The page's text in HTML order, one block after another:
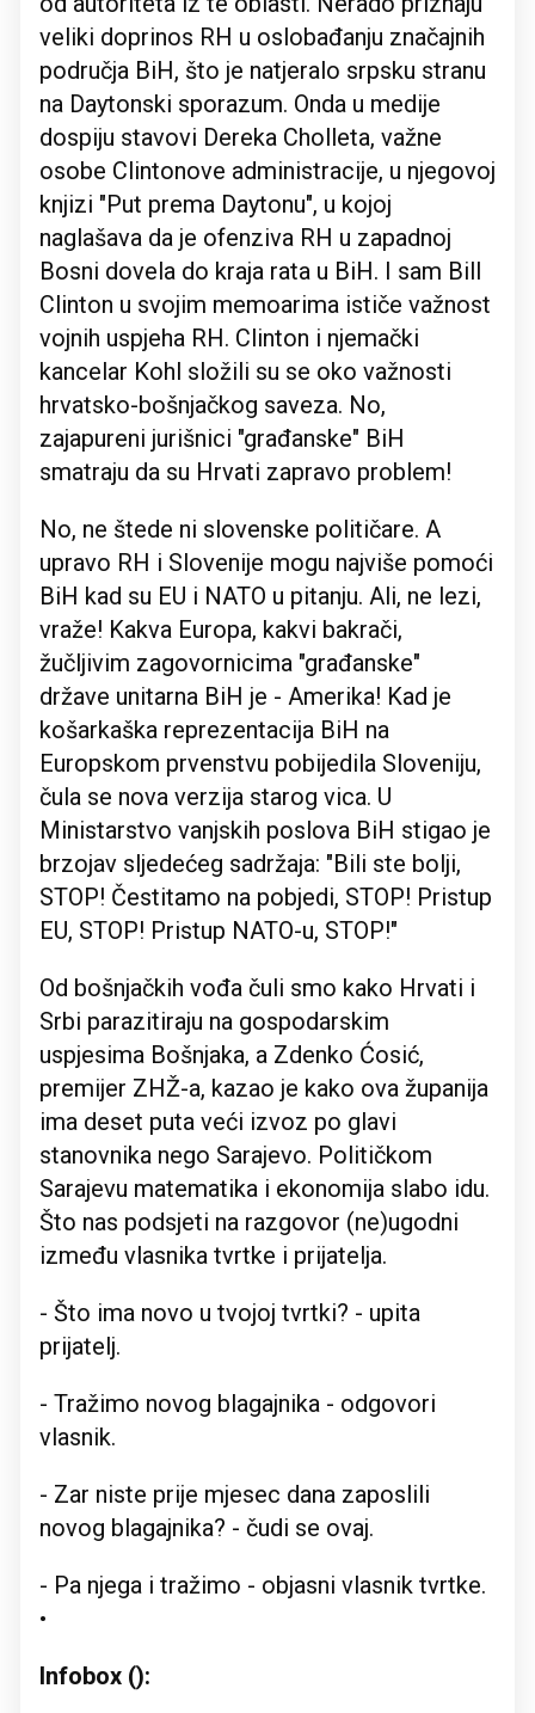
veliki doprinos RH u oslobađanju značajnih
područja BiH, što je natjeralo srpsku stranu
na Daytonski sporazum. Onda u medije
dospiju stavovi Dereka Cholleta, važne
osobe Clintonove administracije, u njegovoj
knjizi "Put prema Daytonu", u kojoj
naglašava da je ofenziva RH u zapadnoj
Bosni dovela do kraja rata u BiH. I sam Bill
Clinton u svojim memoarima ističe važnost
vojnih uspjeha RH. Clinton i njemački
kancelar Kohl složili su se oko važnosti
hrvatsko-bošnjačkog saveza. No,
zajapureni jurišnici "građanske" BiH
smatraju da su Hrvati zapravo problem!
No, ne štede ni slovenske političare. A
upravo RH i Slovenije mogu najviše pomoći
BiH kad su EU i NATO u pitanju. Ali, ne lezi,
vraže! Kakva Europa, kakvi bakrači,
žučljivim zagovornicima "građanske"
države unitarna BiH je - Amerika! Kad je
košarkaška reprezentacija BiH na
Europskom prvenstvu pobijedila Sloveniju,
čula se nova verzija starog vica. U
Ministarstvo vanjskih poslova BiH stigao je
brzojav sljedećeg sadržaja: "Bili ste bolji,
STOP! Čestitamo na pobjedi, STOP! Pristup
EU, STOP! Pristup NATO-u, STOP!"
Od bošnjačkih vođa čuli smo kako Hrvati i
Srbi parazitiraju na gospodarskim
uspjesima Bošnjaka, a Zdenko Ćosić,
premijer ZHŽ-a, kazao je kako ova županija
ima deset puta veći izvoz po glavi
stanovnika nego Sarajevo. Političkom
Sarajevu matematika i ekonomija slabo idu.
Što nas podsjeti na razgovor (ne)ugodni
između vlasnika tvrtke i prijatelja.
- Što ima novo u tvojoj tvrtki? - upita
prijatelj.
- Tražimo novog blagajnika - odgovori
vlasnik.
- Zar niste prije mjesec dana zaposlili
novog blagajnika? - čudi se ovaj.
- Pa njega i tražimo - objasni vlasnik tvrtke.
•
Infobox ():